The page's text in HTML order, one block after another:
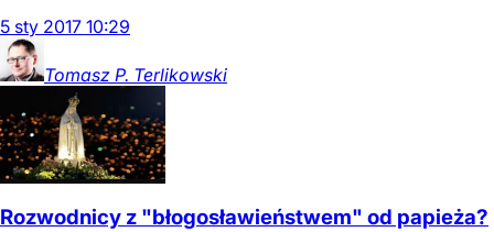
5 sty 2017 10:29
Tomasz P. Terlikowski
Rozwodnicy z "błogosławieństwem" od papieża?